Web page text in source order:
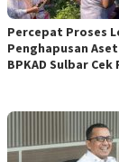
Percepat Proses
Penghapusan
BPKAD Sulbar Cek